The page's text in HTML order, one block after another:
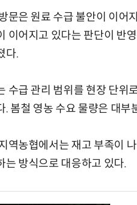
문은 원료 수급 불안이 이어
이어지고 있다는 판단이 반
다.
수급 관리 범위를 현장 단위
. 봄철 영농 수요 물량은 대부
역농협에서는 재고 부족이
는 방식으로 대응하고 있다.